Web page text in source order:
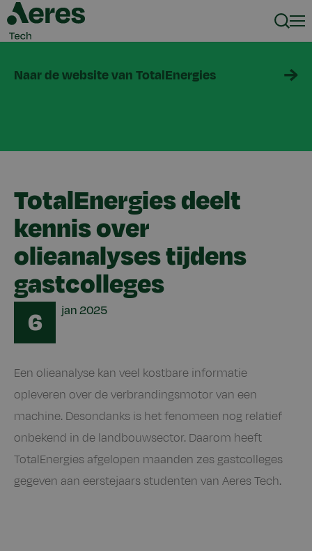
Naar de website van TotalEnergies
TotalEnergies deelt
kennis over
olieanalyses tijdens
gastcolleges
Date
6 jan2025
Een olieanalyse kan veel kostbare informatie
opleveren over de verbrandingsmotor van een
machine. Desondanks is het fenomeen nog relatief
onbekend in de landbouwsector. Daarom heeft
TotalEnergies afgelopen maanden zes gastcolleges
gegeven aan eerstejaars studenten van Aeres Tech.